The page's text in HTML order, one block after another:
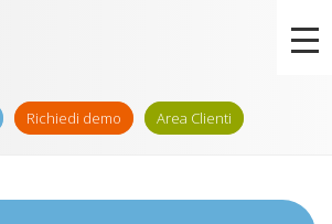
Richiedi demo Area Clienti